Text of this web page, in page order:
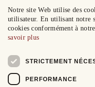
Notre site Web utilise des
utilisateur. En utilisant notre
cookies conformément à
savoir plus
STRICTEMENT
PERFORMANCE